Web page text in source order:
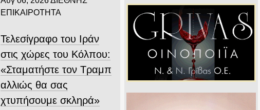
ΕΠΙΚΑΙΡΟΤΗΤΑ
Τελεσίγραφο του Ιράν
στις χώρες του Κόλπου:
«Σταματήστε τον Τραμπ
αλλιώς θα σας
χτυπήσουμε σκληρά»